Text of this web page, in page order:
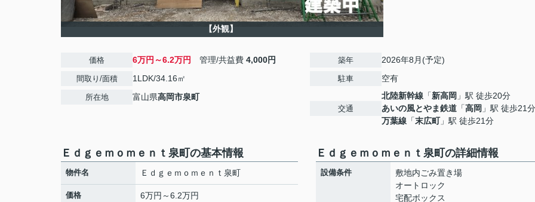
【外観】
価格 6万円～6.2万円 管理/共益費 4,000円
間取り/面積 1LDK/34.16㎡
所在地 富山県高岡市泉町
築年 2026年8月(予定)
駐車 空有
交通
北陸新幹線 「新高岡 」駅 徒歩20分
あいの風とやま鉄道 「高岡 」駅 徒歩21分
万葉線 「末広町」駅 徒歩21分
Ｅｄｇｅｍｏｍｅｎｔ泉町の基本情報
物件名 Ｅｄｇｅｍｏｍｅｎｔ泉町
価格 6万円～6.2万円
Ｅｄｇｅｍｏｍｅｎｔ泉町の詳細情報
設備条件
敷地内ごみ置き場
オートロック
宅配ボックス